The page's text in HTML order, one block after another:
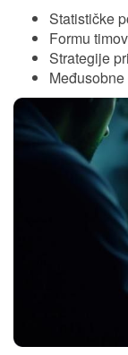
Statističke
Formu
Strategije